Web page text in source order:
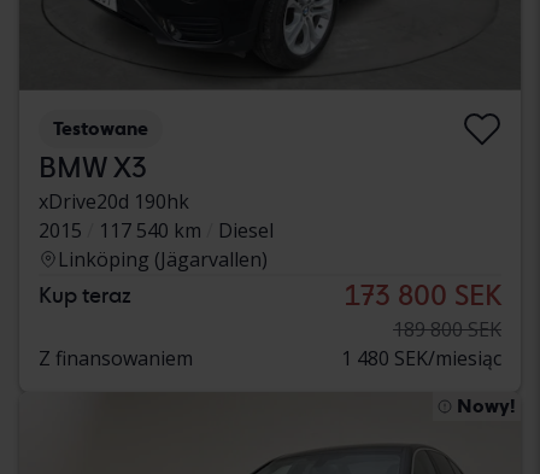
Testowane
BMW X3
xDrive20d 190hk
2015
117 540 km
Diesel
Linköping (Jägarvallen)
Kup teraz 173 800 SEK
189 800 SEK
Z finansowaniem
1 480 SEK/miesiąc
Nowy!